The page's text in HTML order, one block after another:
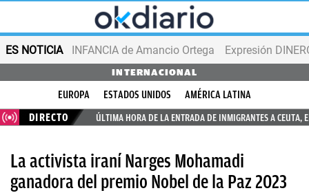
ES NOTICIA INFANCIA de Amancio Ortega Expresión
INTERNACIONAL
EUROPA ESTADOS UNIDOS
AMÉRICA LATINA
DIRECTO
ÚLTIMA HORA DE LA ENTRADA DE INMIGRANTES A CEUTA,
La activista iraní Narges Mohamadi
ganadora del premio Nobel de la Paz 2023